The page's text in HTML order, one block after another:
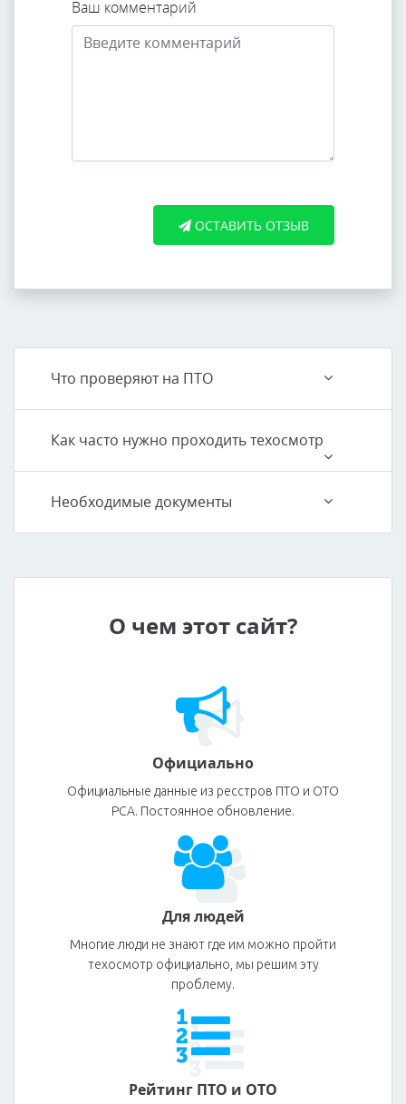
Ваш комментарий
ОСТАВИТЬ ОТЗЫВ
Что проверяют на ПТО
Как часто нужно проходить техосмотр
Необходимые документы
О чем этот сайт?
Официально
Официальные данные из ресстров ПТО и ОТО
РСА. Постоянное обновление.
Для людей
Многие люди не знают где им можно пройти
техосмотр официально, мы решим эту
проблему.
Рейтинг ПТО и ОТО